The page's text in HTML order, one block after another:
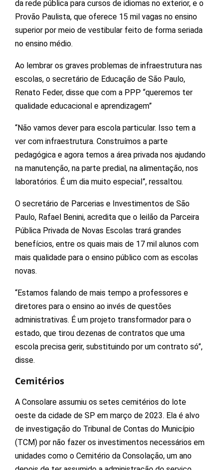
da rede pública para cursos de idiomas no exterior, e o
Provão Paulista, que oferece 15 mil vagas no ensino
superior por meio de vestibular feito de forma seriada
no ensino médio.
Ao lembrar os graves problemas de infraestrutura nas
escolas, o secretário de Educação de São Paulo,
Renato Feder, disse que com a PPP “queremos ter
qualidade educacional e aprendizagem”
“Não vamos dever para escola particular. Isso tem a
ver com infraestrutura. Construímos a parte
pedagógica e agora temos a área privada nos ajudando
na manutenção, na parte predial, na alimentação, nos
laboratórios. É um dia muito especial”, ressaltou.
O secretário de Parcerias e Investimentos de São
Paulo, Rafael Benini, acredita que o leilão da Parceira
Pública Privada de Novas Escolas trará grandes
benefícios, entre os quais mais de 17 mil alunos com
mais qualidade para o ensino público com as escolas
novas.
“Estamos falando de mais tempo a professores e
diretores para o ensino ao invés de questões
administrativas. É um projeto transformador para o
estado, que tirou dezenas de contratos que uma
escola precisa gerir, substituindo por um contrato só”,
disse.
Cemitérios
A Consolare assumiu os setes cemitérios do lote
oeste da cidade de SP em março de 2023. Ela é alvo
de investigação do Tribunal de Contas do Município
(TCM) por não fazer os investimentos necessários em
unidades como o Cemitério da Consolação, um ano